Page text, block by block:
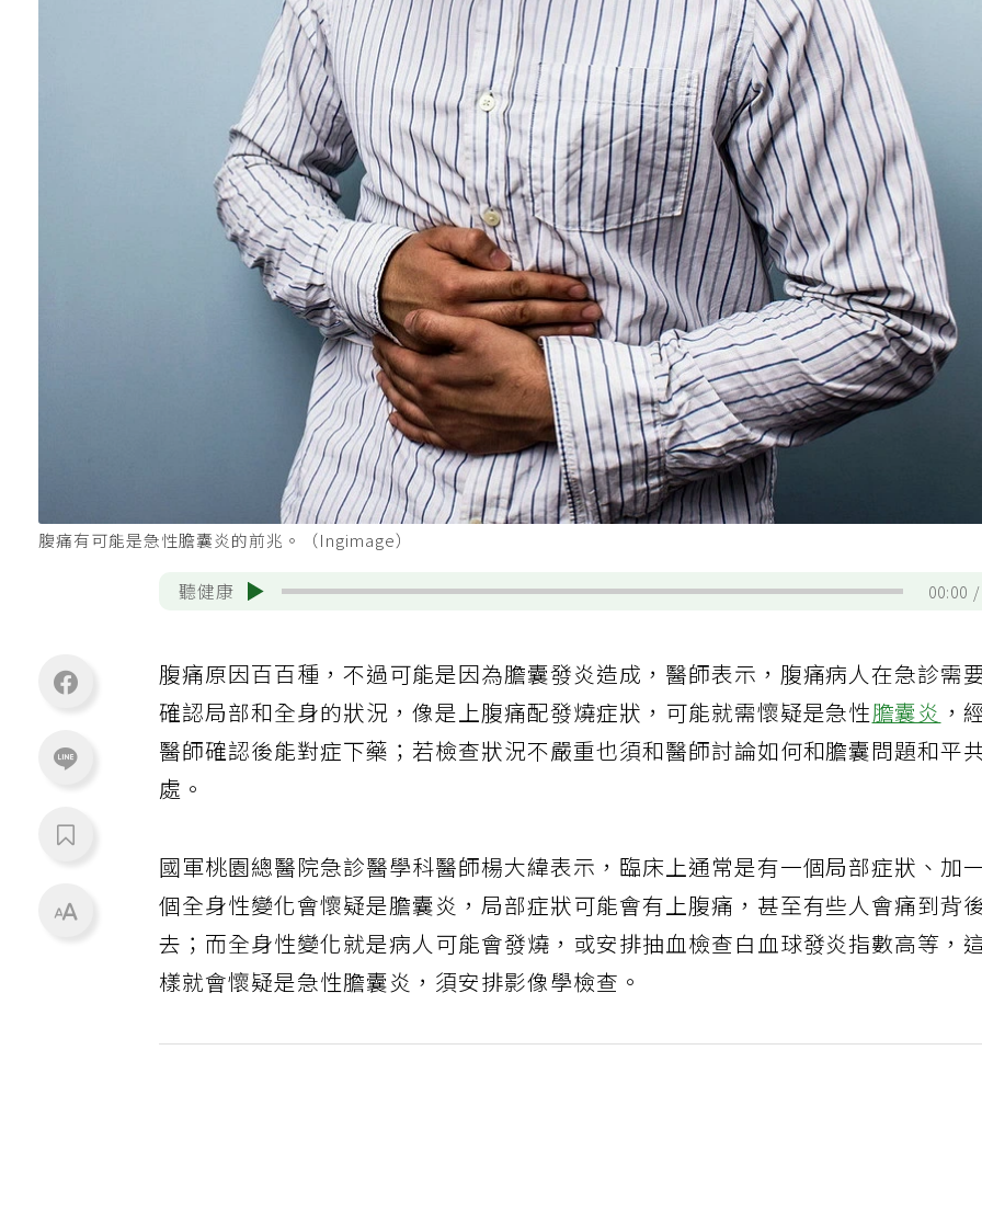
腹痛有可能是急性膽囊炎的前兆。（Ingimage）
聽健康 00:00
腹痛原因百百種，不過可能是因為膽囊發炎造成，醫師表示，腹痛病人在急診需
確認局部和全身的狀況，像是上腹痛配發燒症狀，可能就需懷疑是急性膽囊炎 ，
醫師確認後能對症下藥；若檢查狀況不嚴重也須和醫師討論如何和膽囊問題和平
處。
國軍桃園總醫院急診醫學科醫師楊大緯表示，臨床上通常是有一個局部症狀、加
個全身性變化會懷疑是膽囊炎，局部症狀可能會有上腹痛，甚至有些人會痛到背
去；而全身性變化就是病人可能會發燒，或安排抽血檢查白血球發炎指數高等，
樣就會懷疑是急性膽囊炎，須安排影像學檢查。